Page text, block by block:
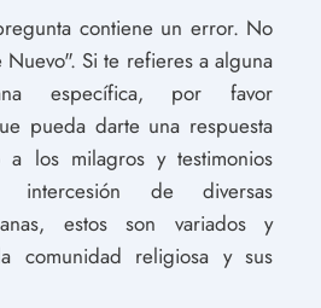
contiene un error. No
Si te refieres a alguna
específica, por favor
pueda darte una respuesta
a los milagros y testimonios
de diversas
estos son variados y
comunidad religiosa y sus